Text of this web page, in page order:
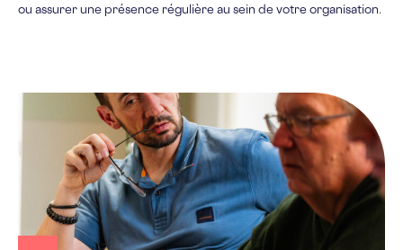
ou assurer une présence régulière au sein de votre organisation.